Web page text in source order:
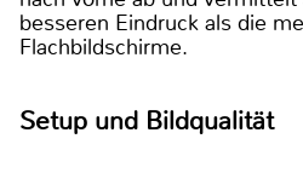
besseren Eindruck als die
Flachbildschirme.
Setup und Bildqualität